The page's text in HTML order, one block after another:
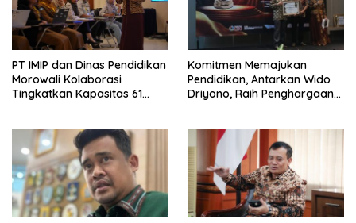
PT IMIP dan Dinas Pendidikan
Morowali Kolaborasi
Tingkatkan Kapasitas 61
Komitmen Memajukan
Pendidikan, Antarkan Wido
Driyono, Raih Penghargaan